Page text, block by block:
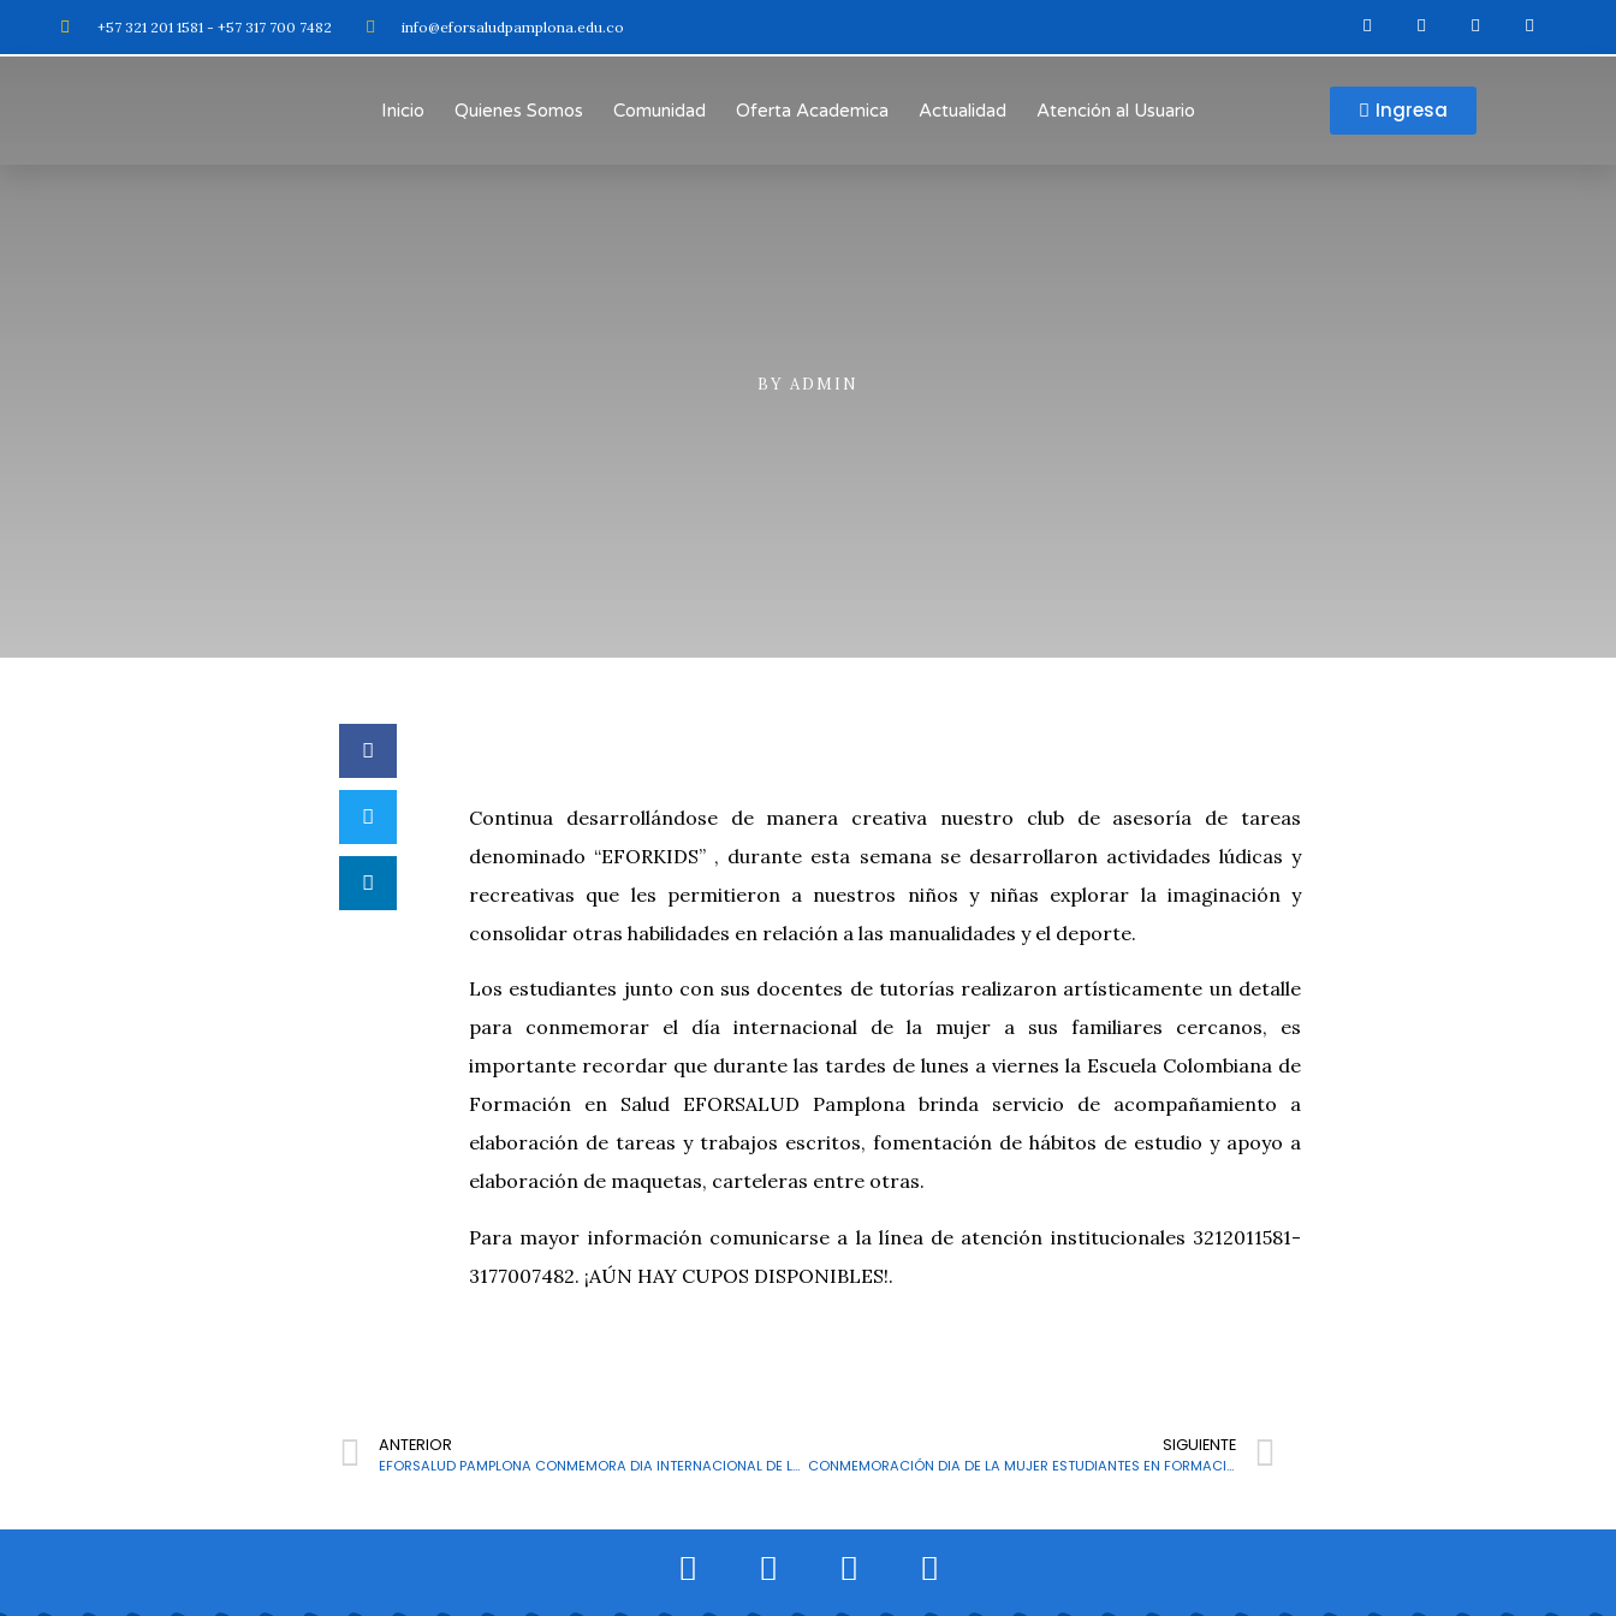
+57 321 201 1581 - +57 317 700 7482 info@eforsaludpamplona.edu.co
Inicio Quienes Somos Comunidad Oferta Academica Actualidad Atención al Usuario Ingresa
BY ADMIN
Continua desarrollándose de manera creativa nuestro club de asesoría de tareas
denominado “EFORKIDS” , durante esta semana se desarrollaron actividades lúdicas y
recreativas que les permitieron a nuestros niños y niñas explorar la imaginación y
consolidar otras habilidades en relación a las manualidades y el deporte.
Los estudiantes junto con sus docentes de tutorías realizaron artísticamente un detalle
para conmemorar el día internacional de la mujer a sus familiares cercanos, es
importante recordar que durante las tardes de lunes a viernes la Escuela Colombiana de
Formación en Salud EFORSALUD Pamplona brinda servicio de acompañamiento a
elaboración de tareas y trabajos escritos, fomentación de hábitos de estudio y apoyo a
elaboración de maquetas, carteleras entre otras.
Para mayor información comunicarse a la línea de atención institucionales 3212011581-
3177007482. ¡AÚN HAY CUPOS DISPONIBLES!.
ANTERIOR
EFORSALUD PAMPLONA CONMEMORA DIA INTERNACIONAL DE LA MUJER
SIGUIENTE
CONMEMORACIÓN DIA DE LA MUJER ESTUDIANTES EN FORMACIÓN FIN DE SEMANA